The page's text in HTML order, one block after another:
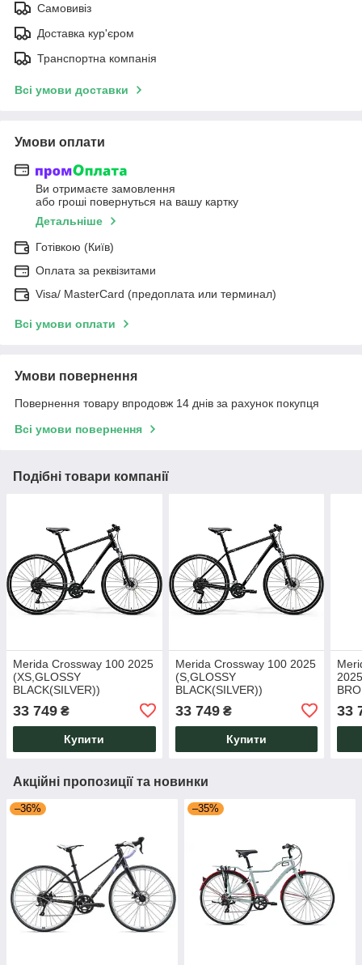
Самовивіз
Доставка кур'єром
Транспортна компанія
Всі умови доставки
Умови оплати
Ви отримаєте замовлення
або гроші повернуться на вашу картку
Детальніше
Готівкою (Київ)
Оплата за реквізитами
Visa/ MasterCard (предоплата или терминал)
Всі умови оплати
Умови повернення
Повернення товару впродовж 14 днів за рахунок покупця
Всі умови повернення
Подібні товари компанії
Merida Crossway 100 2025
(XS,GLOSSY
BLACK(SILVER))
33 749 ₴
Купити
Merida Crossway 100 2025
(S,GLOSSY
BLACK(SILVER))
33 749₴
Купити
33
Акційні пропозиції та новинки
–36% –35%